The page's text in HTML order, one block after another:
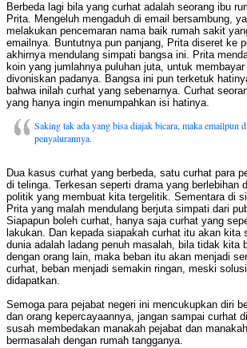
Berbeda lagi bila yang curhat adalah seorang ibu
Prita. Mengeluh mengaduh di email bersambung,
melakukan pencemaran nama baik rumah sakit
emailnya. Buntutnya pun panjang, Prita diseret ke
akhirnya mendulang simpati bangsa ini. Prita
koin yang jumlahnya puluhan juta, untuk
divoniskan padanya. Bangsa ini pun terketuk
bahwa inilah curhat yang sebenarnya. Curhat
yang hanya ingin menumpahkan isi hatinya.
Saking tak ada yang bisa diajak bicara, maka emailpun
penyalurannya.
Dua kasus curhat yang berbeda, satu curhat para
di telinga. Terkesan seperti drama yang berlebihan
politik yang membuat kita tergelitik. Sementara di
Prita yang malah mendulang berjuta simpati dari
Siapapun boleh curhat, hanya saja curhat yang
lakukan. Dan kepada siapakah curhat itu akan kita
dunia adalah ladang penuh masalah, bila tidak kita
dengan orang lain, maka beban itu akan menjadi
curhat, beban menjadi semakin ringan, meski
didapatkan.
Semoga para pejabat negeri ini mencukupkan diri
dan orang kepercayaannya, jangan sampai curhat
susah membedakan manakah pejabat dan
bermasalah dengan rumah tangganya.